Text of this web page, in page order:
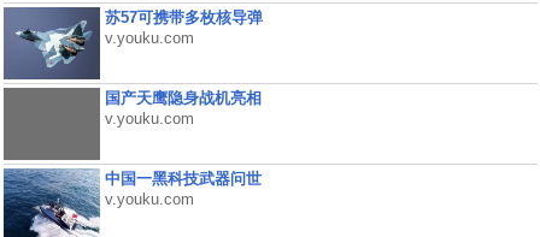
苏57可携带多枚核导弹
v.youku.com
国产天鹰隐身战机亮相
v.youku.com
中国一黑科技武器问世
v.youku.com